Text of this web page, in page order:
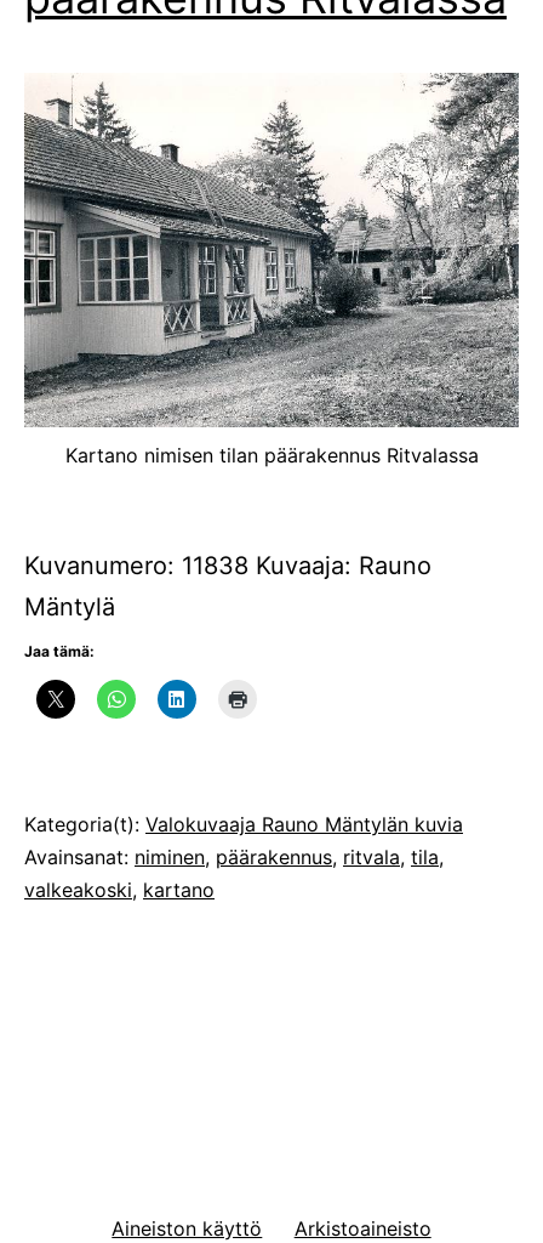
Kartano nimisen tilan päärakennus Ritvalassa
Kuvanumero: 11838 Kuvaaja: Rauno
Mäntylä
Jaa tämä:
Julkaistu
Kategoria(t): Valokuvaaja Rauno Mäntylän kuvia
Avainsanat: niminen, päärakennus, ritvala, tila,
valkeakoski, kartano
Aineiston käyttö Arkistoaineisto